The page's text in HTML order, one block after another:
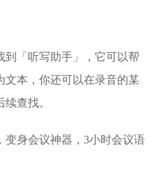
到「听写助手」，它可以帮
文本，你还可以在录音的某
查找。